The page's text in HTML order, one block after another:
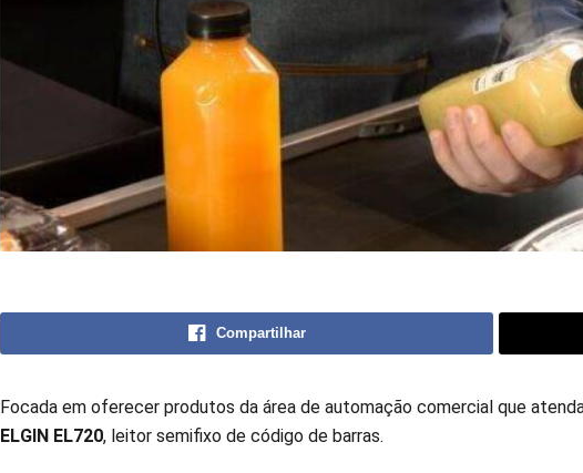
Compartilhar
Focada em oferecer produtos da área de automação comercial que
ELGIN EL720, leitor semifixo de código de barras.